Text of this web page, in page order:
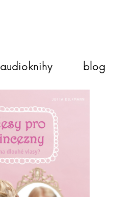
audioknihy blog